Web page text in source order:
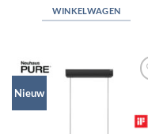
WINKELWAGEN
Nieuw